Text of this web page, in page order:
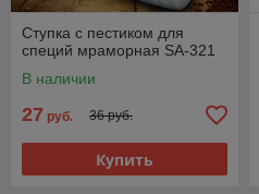
Ступка с пестиком для
специй мраморная SA-321
В наличии
27 руб. 36 руб.
Купить